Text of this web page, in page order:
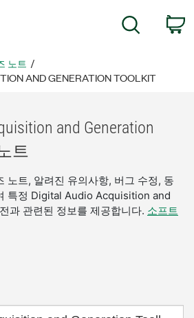
노트
AND GENERATION TOOLKIT
and Generation
트
노트, 알려진 유의사항, 버그 수정, 동
특정 Digital Audio Acquisition and
과 관련된 정보를 제공합니다. 소프트